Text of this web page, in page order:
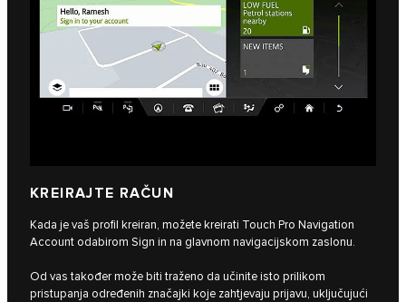
KREIRAJTE RAČUN
Kada je vaš profil kreiran, možete kreirati Touch Pro Navigation
Account odabirom Sign in na glavnom navigacijskom zaslonu.
Od vas također može biti traženo da učinite isto prilikom
pristupanja određenih značajki koje zahtjevaju prijavu, uključujući